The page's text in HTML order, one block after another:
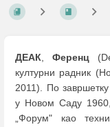
ДЕАК,Ференц
културни радник
2011). По
у Новом Саду
„Форум" као